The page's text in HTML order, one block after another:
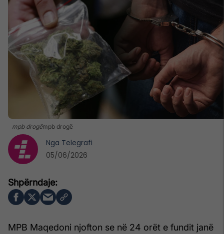
mpb drogëmpb drogë
MPB Maqedoni njofton se në 24 orët e fundit janë
Nga Telegrafi
05/06/2026